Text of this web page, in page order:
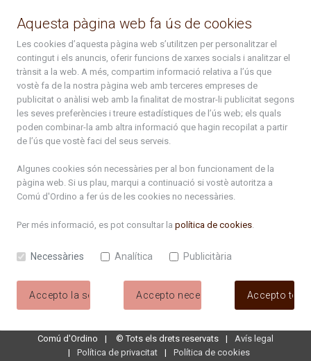
Nadal2025-26_web.pdf
Calendari busos Arcalís.pdf
ciclecinema2026.pdf
Programa_Cota1300_2026.pdf
Carnaval 2026
Diada Bateig. Planning Comú Ordino.pdf
Programa_FiraVermut_2026_web.pdf
Setmanes joves 2026_Fullet DIGITAL.pdf
setmanes_joves_2026.pdf
Aquesta pàgina web fa ús de cookies
Les cookies d’aquesta pàgina web s’utilitzen per personalitzar el
contingut i els anuncis, oferir funcions de xarxes socials i analitzar el
trànsit a la web. A més, compartim informació relativa a l’ús que
vostè fa de la nostra pàgina web amb terceres empreses de
publicitat o anàlisi web amb la finalitat de mostrar-li publicitat segons
les seves preferències i treure estadístiques de l’ús web; els quals
poden combinar-la amb altra informació que hagin recopilat a partir
de l’ús que vostè faci del seus serveis.
Algunes cookies són necessàries per al bon funcionament de la
pàgina web. Si us plau, marqui a continuació si vostè autoritza a
Comú d'Ordino a fer ús de les cookies no necessàries.
Per més informació, es pot consultar la política de cookies.
Necessàries Analítica Publicitària
Accepto la selecció Accepto necessàries Accepto
Comú d'Ordino ©Tots els drets reservats
Avís legal
Política de privacitat
Política de cookies